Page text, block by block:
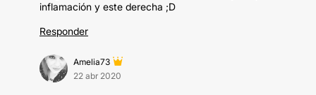
inflamación y este derecha ;D
Responder
Amelia73
22 abr 2020